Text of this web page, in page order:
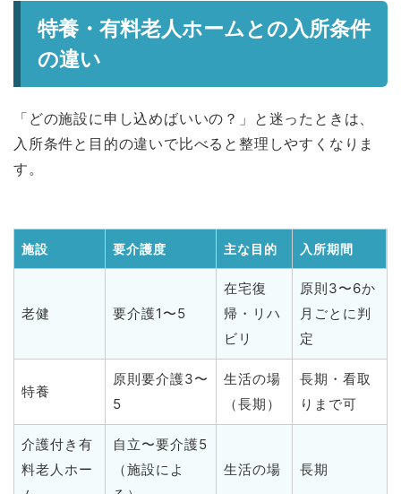
特養・有料老人ホームとの入所条件
の違い
「どの施設に申し込めばいいの？」と迷ったときは、
入所条件と目的の違いで比べると整理しやすくなりま
す。
施設 要介護度 主な目的 入所期間
老健 要介護1〜5
在宅復
帰・リハ
ビリ
原則3〜6か
月ごとに判
定
特養
原則要介護3〜
5
生活の場
（長期）
長期・看取
りまで可
介護付き有
料老人ホー
自立〜要介護5
（施設によ
生活の場 長期